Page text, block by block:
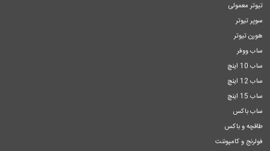
تیوتر معمولی
سوپر تیوتر
هورن تیوتر
ساب ووفر
ساب 10 اینچ
ساب 12 اینچ
ساب 15 اینچ
ساب باکس
طاقچه و باکس
فولرنج و کامپوننت